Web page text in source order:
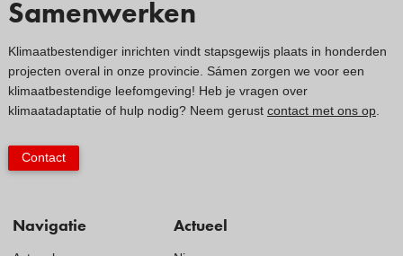
Navigatie Actueel
Samenwerken
Klimaatbestendiger inrichten vindt stapsgewijs plaats in honderden
projecten overal in onze provincie. Sámen zorgen we voor een
klimaatbestendige leefomgeving! Heb je vragen over
klimaatadaptatie of hulp nodig? Neem gerust contact met ons op.
Contact